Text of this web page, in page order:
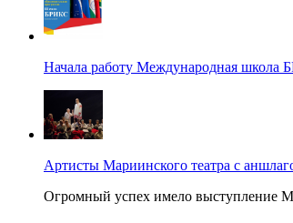
Начала работу Международная школа
Артисты Мариинского театра с
Огромный успех имело выступление